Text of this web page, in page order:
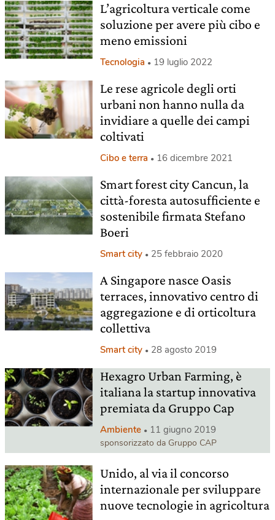
L’agricoltura verticale come
soluzione per avere più cibo e
meno emissioni
Tecnologia 19 luglio 2022
Le rese agricole degli orti
urbani non hanno nulla da
invidiare a quelle dei campi
coltivati
Cibo e terra 16 dicembre 2021
Smart forest city Cancun, la
città-foresta autosufficiente e
sostenibile firmata Stefano
Boeri
Smart city 25 febbraio 2020
A Singapore nasce Oasis
terraces, innovativo centro di
aggregazione e di orticoltura
collettiva
Smart city 28 agosto 2019
Hexagro Urban Farming, è
italiana la startup innovativa
premiata da Gruppo Cap
Ambiente 11 giugno 2019
sponsorizzato da Gruppo CAP
Unido, al via il concorso
internazionale per sviluppare
nuove tecnologie in agricoltura